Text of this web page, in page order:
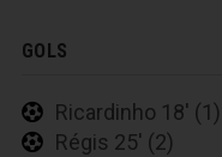
GOLS
Ricardinho 18' (1)
Régis 25' (2)